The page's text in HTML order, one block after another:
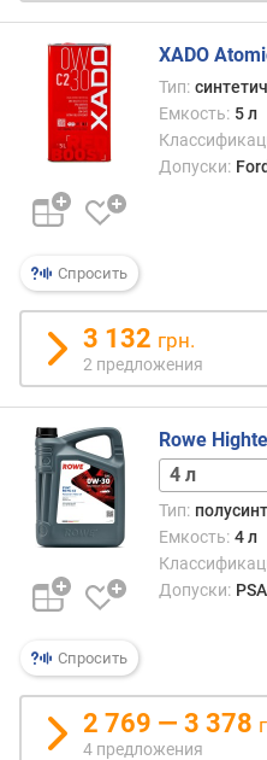
Спросить
XADO
Тип:
Емкость: 5 л
Допуски:
3 132 грн.
2 предложения
Спросить
Rowe
1 л 5 л
Тип:
Емкость: 4 л
Допуски:
2 769 — 3 378
4 предложения